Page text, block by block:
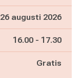
26 augusti 2026
Pågår mellan
16.00 - och
17.30
Gratis